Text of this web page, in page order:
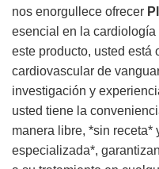
nos enorgullece ofrecer
esencial en la
este producto, usted está
cardiovascular de
investigación y
usted tiene la
manera libre, *sin
especializada*,